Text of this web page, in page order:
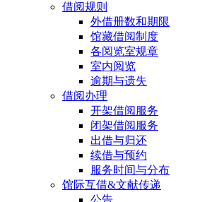
借阅规则
外借册数和期限
馆藏借阅制度
各阅览室规章
室内阅览
逾期与遗失
借阅办理
开架借阅服务
闭架借阅服务
出借与归还
续借与预约
服务时间与分布
馆际互借&文献传递
公告